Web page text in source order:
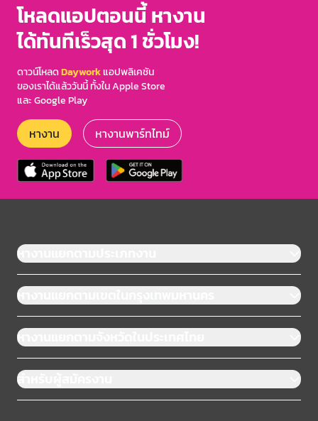
โหลดแอปตอนนี้ หางาน
ได้ทันทีเร็วสุด 1 ชั่วโมง!
ดาวน์โหลดDayworkแอปพลิเคชัน
ของเราได้แล้ววันนี้ ทั้งใน Apple Store
และ Google Play
หางาน หางานพาร์ทไทม์
หางานแยกตามประเภทงาน
หางานแยกตามเขตในกรุงเทพมหานคร
หางานแยกตามจังหวัดในประเทศไทย
สำหรับผู้สมัครงาน